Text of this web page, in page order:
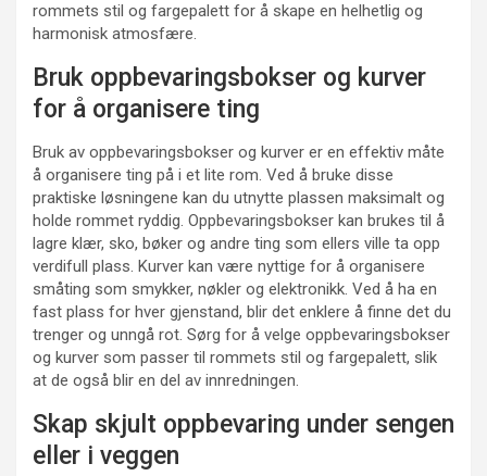
rommets stil og fargepalett for å skape en helhetlig og
harmonisk atmosfære.
Bruk oppbevaringsbokser og kurver
for å organisere ting
Bruk av oppbevaringsbokser og kurver er en effektiv måte
å organisere ting på i et lite rom. Ved å bruke disse
praktiske løsningene kan du utnytte plassen maksimalt og
holde rommet ryddig. Oppbevaringsbokser kan brukes til å
lagre klær, sko, bøker og andre ting som ellers ville ta opp
verdifull plass. Kurver kan være nyttige for å organisere
småting som smykker, nøkler og elektronikk. Ved å ha en
fast plass for hver gjenstand, blir det enklere å finne det du
trenger og unngå rot. Sørg for å velge oppbevaringsbokser
og kurver som passer til rommets stil og fargepalett, slik
at de også blir en del av innredningen.
Skap skjult oppbevaring under sengen
eller i veggen